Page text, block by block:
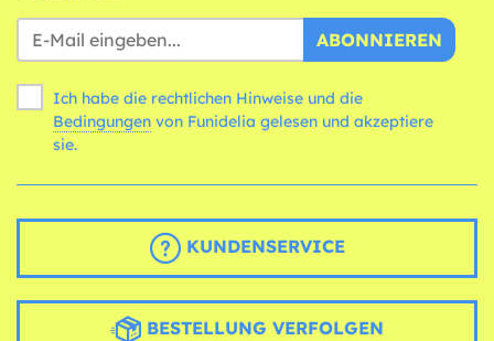
ABONNIEREN
Ich habe die rechtlichen Hinweise und die
Bedingungen
sie.
KUNDENSERVICE
BESTELLUNG VERFOLGEN